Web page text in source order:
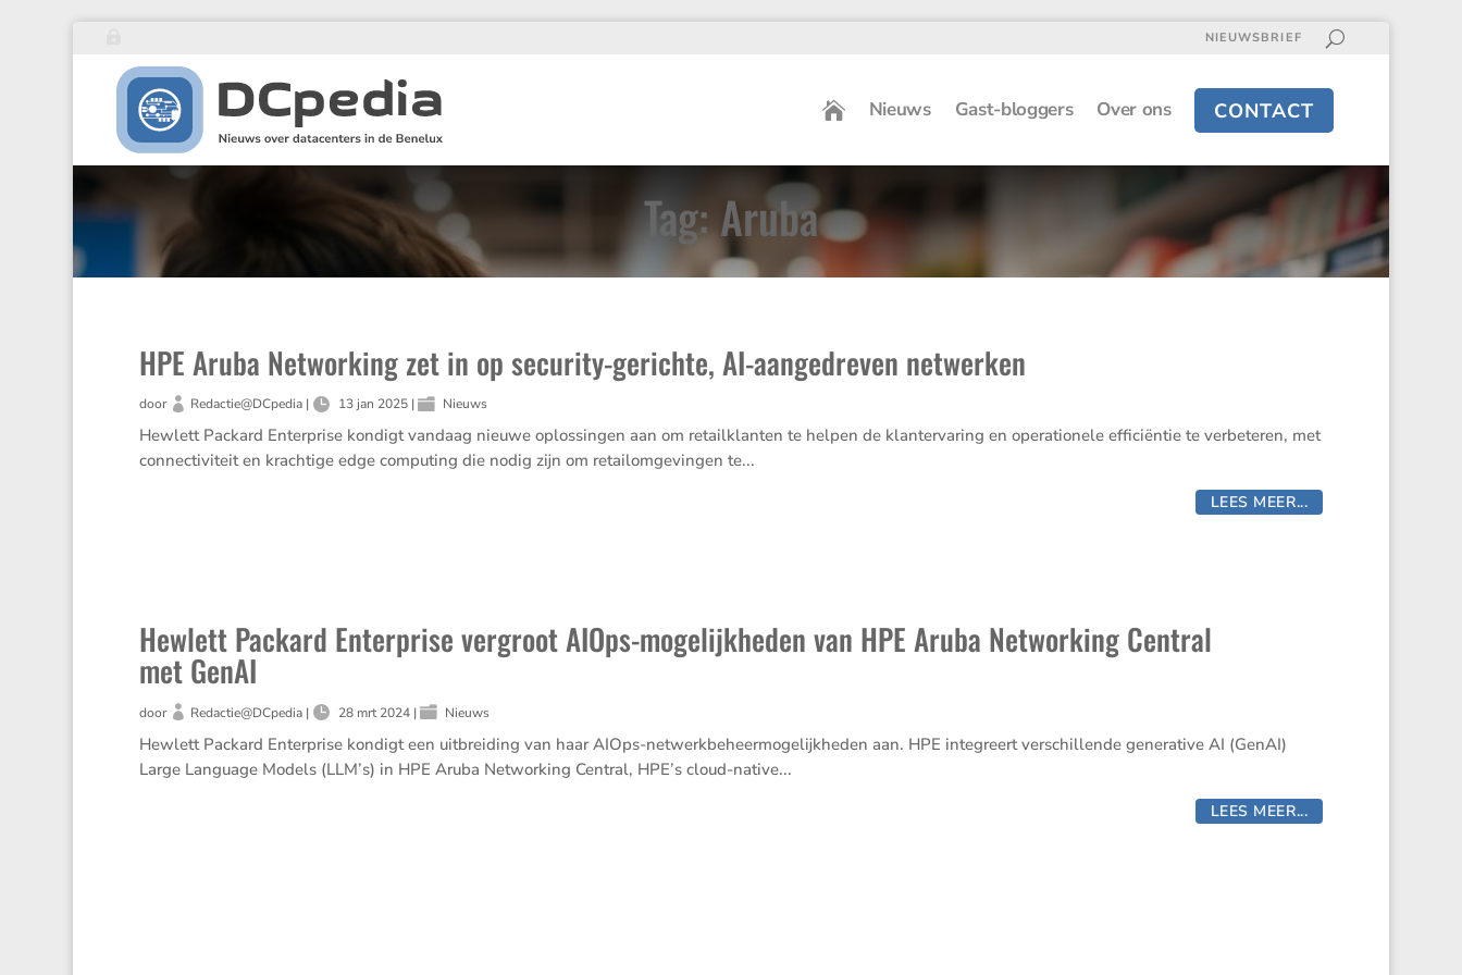
NIEUWSBRIEF
Nieuws Gast-bloggers Over ons CONTACT
Tag: Aruba
HPE Aruba Networking zet in op security-gerichte, AI-aangedreven netwerken
door Redactie@DCpedia| 13 jan 2025| Nieuws
Hewlett Packard Enter­prise kondigt vandaag nieuwe oplos­singen aan om retail­klanten te helpen de klant­er­va­ring en opera­ti­o­nele effici­ëntie te verbe­teren, met
connec­ti­vi­teit en krach­tige edge compu­ting die nodig zijn om retailom­ge­vingen te...
LEES MEER...
Hewlett Packard Enterprise vergroot AIOps-mogelijkheden van HPE Aruba Networking Central
met GenAI
door Redactie@DCpedia| 28 mrt 2024| Nieuws
Hewlett Packard Enter­prise kondigt een uitbrei­ding van haar AIOps-netwerk­be­heer­mo­ge­lijk­heden aan. HPE integreert verschil­lende genera­tive AI (GenAI)
Large Language Models (LLM’s) in HPE Aruba Networ­king Central, HPE’s cloud-native...
LEES MEER...